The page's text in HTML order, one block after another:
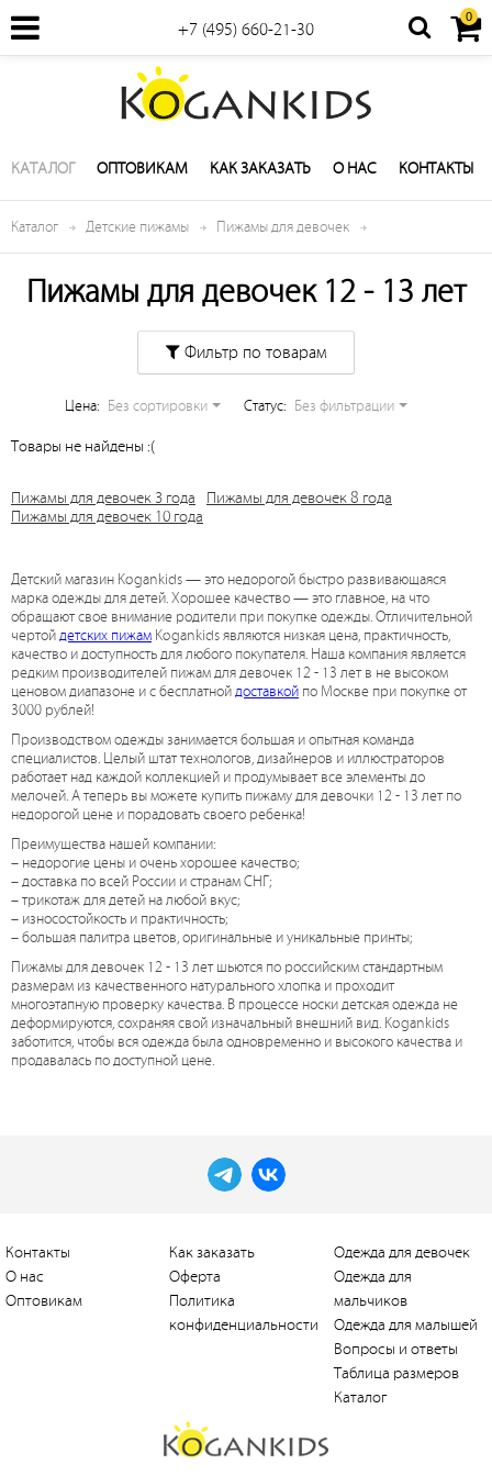
+7 (495) 660-21-30
0
КАТАЛОГ ОПТОВИКАМ КАК ЗАКАЗАТЬ О НАС КОНТАКТЫ
Каталог Детские пижамы Пижамы для девочек
Пижамы для девочек 12 - 13 лет
Фильтр по товарам
Цена: Без сортировки Cтатус: Без фильтрации
Товары не найдены :(
Пижамы для девочек 3 года
Пижамы для девочек 8 года
Пижамы для девочек 10 года
Детский магазин Kogankids — это недорогой быстро развивающаяся
марка одежды для детей. Хорошее качество — это главное, на что
обращают свое внимание родители при покупке одежды. Отличительной
чертойдетских пижам Kogankids являются низкая цена, практичность,
качество и доступность для любого покупателя. Наша компания является
редким производителей пижам для девочек 12 - 13 лет в не высоком
ценовом диапазоне и с бесплатнойдоставкой по Москве при покупке от
3000 рублей!
Производством одежды занимается большая и опытная команда
специалистов. Целый штат технологов, дизайнеров и иллюстраторов
работает над каждой коллекцией и продумывает все элементы до
мелочей. А теперь вы можете купить пижаму для девочки 12 - 13 лет по
недорогой цене и порадовать своего ребенка!
Преимущества нашей компании:
– недорогие цены и очень хорошее качество;
– доставка по всей России и странам СНГ;
– трикотаж для детей на любой вкус;
– износостойкость и практичность;
– большая палитра цветов, оригинальные и уникальные принты;
Пижамы для девочек 12 - 13 лет шьются по российским стандартным
размерам из качественного натурального хлопка и проходит
многоэтапную проверку качества. В процессе носки детская одежда не
деформируются, сохраняя свой изначальный внешний вид. Kogankids
заботится, чтобы вся одежда была одновременно и высокого качества и
продавалась по доступной цене.
Контакты
О нас
Оптовикам
Как заказать
Оферта
Политика
конфиденциальности
Одежда для девочек
Одежда для
мальчиков
Одежда для малышей
Вопросы и ответы
Таблица размеров
Каталог